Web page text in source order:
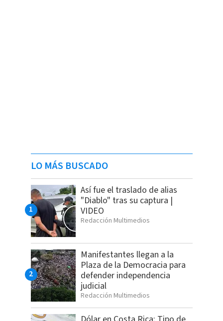
LO MÁS BUSCADO
Así fue el traslado de alias
"Diablo" tras su captura |
VIDEO
Redacción Multimedios
Manifestantes llegan a la
Plaza de la Democracia para
defender independencia
judicial
Redacción Multimedios